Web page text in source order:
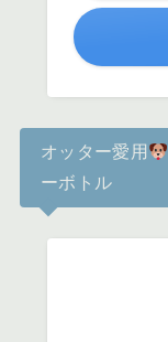
オッター愛用
ーボトル